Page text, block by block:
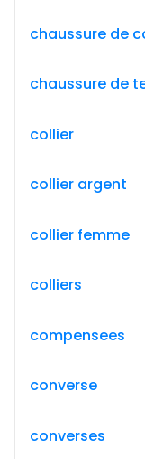
chaussure de
chaussure de
collier
collier argent
collier femme
colliers
compensees
converse
converses